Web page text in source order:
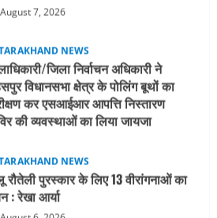
की व्यवस्थाओं का लिया जायजा
NEWS
रौतेली पुरस्कार के लिए 13 वीरांगनाओं का
: रेखा आर्या
6, 2026
NEWS
उत्तराखंड 2026 के सब-कॉन्टेस्ट ‘मिस
आइज़’ एवं ‘मिस ब्यूटीफुल हेयर’ का